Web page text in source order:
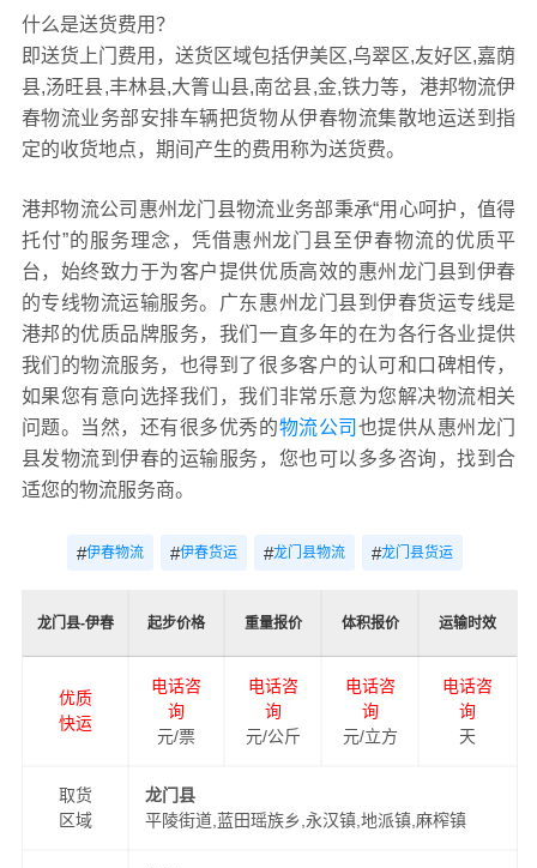
什么是送货费用？
即送货上门费用，送货区域包括伊美区,乌翠区,友好区,嘉荫
县,汤旺县,丰林县,大箐山县,南岔县,金,铁力等，港邦物流伊
春物流业务部安排车辆把货物从伊春物流集散地运送到指
定的收货地点，期间产生的费用称为送货费。
港邦物流公司惠州龙门县物流业务部秉承“用心呵护，值得
托付”的服务理念，凭借惠州龙门县至伊春物流的优质平
台，始终致力于为客户提供优质高效的惠州龙门县到伊春
的专线物流运输服务。广东惠州龙门县到伊春货运专线是
港邦的优质品牌服务，我们一直多年的在为各行各业提供
我们的物流服务，也得到了很多客户的认可和口碑相传，
如果您有意向选择我们，我们非常乐意为您解决物流相关
问题。当然，还有很多优秀的物流公司 也提供从惠州龙门
县发物流到伊春的运输服务，您也可以多多咨询，找到合
适您的物流服务商。
#伊春物流 #伊春货运 #龙门县物流 #龙门县货运
龙门县-伊春 起步价格 重量报价 体积报价 运输时效
优质
快运
电话咨
询
元/票
电话咨
询
元/公斤
电话咨
询
元/立方
电话咨
询
天
取货
区域
龙门县
平陵街道,蓝田瑶族乡,永汉镇,地派镇,麻榨镇